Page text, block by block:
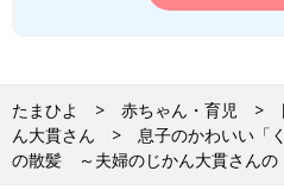
たまひよ 赤ちゃん・育児
ん大貫さん
息子のかわいい「
の散髪 ～夫婦のじかん大貫さんの